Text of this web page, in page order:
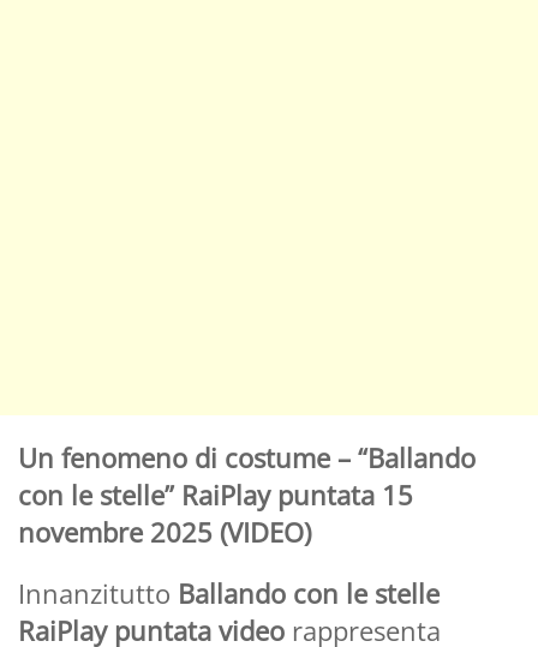
Un fenomeno di costume – “Ballando
con le stelle” RaiPlay puntata 15
novembre 2025 (VIDEO)
Innanzitutto Ballando con le stelle
RaiPlay puntata video rappresenta